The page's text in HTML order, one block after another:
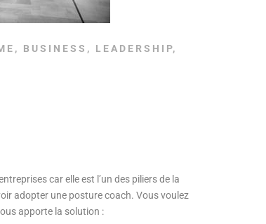
, BUSINESS , LEADERSHIP,
car elle est l’un des piliers de la
adopter une posture coach. Vous voulez
apporte la solution :